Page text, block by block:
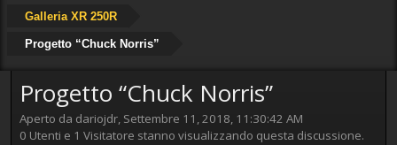
Galleria XR 250R
Progetto “Chuck Norris”
Progetto “Chuck Norris”
Aperto da dariojdr, Settembre 11, 2018, 11:30:42 AM
0 Utenti e 1 Visitatore stanno visualizzando questa discussione.